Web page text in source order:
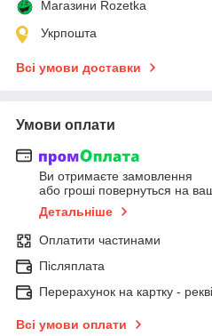
Магазини Rozetka
Укрпошта
Всі умови доставки
Умови оплати
Ви отримаєте замовлення
або гроші повернуться на
Детальніше
Оплатити частинами
Післяплата
Перерахунок на картку -
Всі умови оплати